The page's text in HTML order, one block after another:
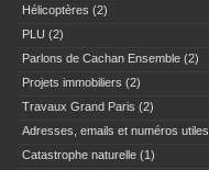
Hélicoptères (2)
PLU (2)
Parlons de Cachan Ensemble (2)
Projets immobiliers (2)
Travaux Grand Paris (2)
Adresses, emails et numéros utiles
Catastrophe naturelle (1)